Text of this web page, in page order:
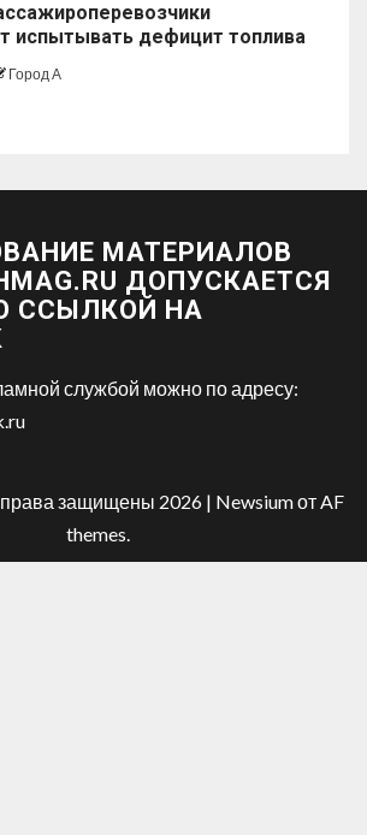
испытывать дефицит топлива
Город А
МАТЕРИАЛОВ
ДОПУСКАЕТСЯ
ССЫЛКОЙ НА
службой можно по адресу:
защищены 2026 | Newsiumот AF
themes.